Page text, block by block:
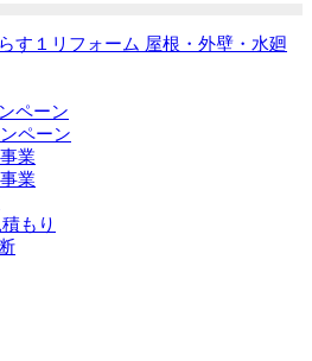
す１リフォーム 屋根・外壁・水廻
ペーン
ペーン
業
業
もり